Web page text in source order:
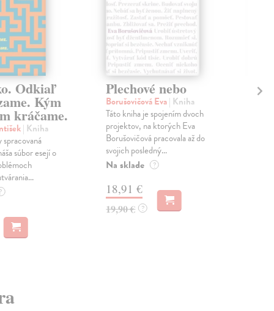
Odkiaľ
Kým
kráčame.
| Kniha
súbor esejí o
?
Plechové nebo
Borušovičová Eva| Kniha
Táto kniha je spojením dvoch
projektov, na ktorých Eva
Borušovičová pracovala až do
svojich posledný...
Na sklade ?
18,91 €
19,90 € ?